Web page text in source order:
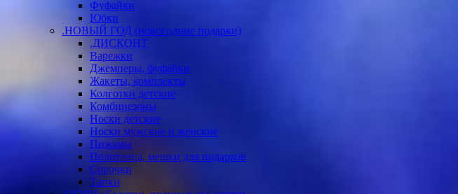
Фуфайки
Юбки
.НОВЫЙ ГОД (новогодние подарки)
.ДИСКОНТ
Варежки
Джемперы, фуфайки
Жакеты, комплекты
Колготки детские
Комбинезоны
Носки детские
Носки мужские и женские
Пижамы
Полотенца, мешки для подарков
Сорочки
Тапки